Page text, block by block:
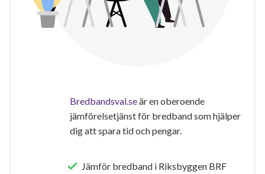
Bredbandsval.seär en oberoende
jämförelsetjänst för bredband som hjälper
dig att spara tid och pengar.
Jämför bredband i Riksbyggen BRF